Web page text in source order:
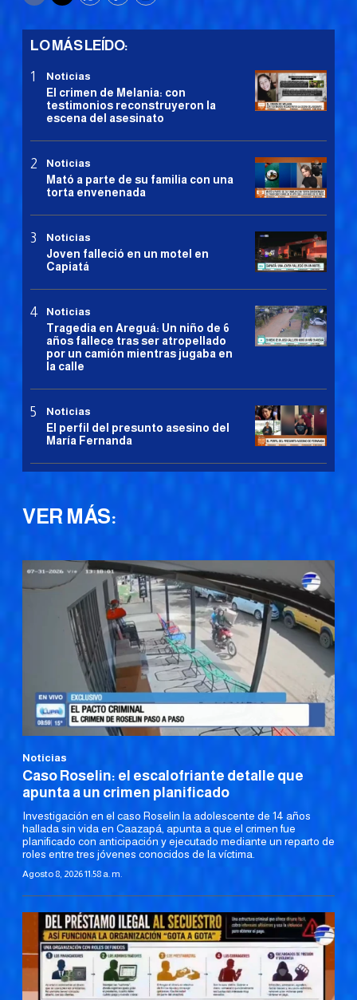
LO MÁS LEÍDO:
Noticias
El crimen de Melania: con
testimonios reconstruyeron la
escena del asesinato
Noticias
Mató a parte de su familia con una
torta envenenada
Noticias
Joven falleció en un motel en
Capiatá
Noticias
Tragedia en Areguá: Un niño de 6
años fallece tras ser atropellado
por un camión mientras jugaba en
la calle
Noticias
El perfil del presunto asesino del
María Fernanda
VER MÁS:
Noticias
Caso Roselin: el escalofriante detalle que
apunta a un crimen planificado
Investigación en el caso Roselin la adolescente de 14 años
hallada sin vida en Caazapá, apunta a que el crimen fue
planificado con anticipación y ejecutado mediante un reparto de
roles entre tres jóvenes conocidos de la víctima.
Agosto 8, 2026 11:58 a. m.